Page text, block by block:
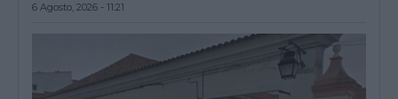
6 Agosto, 2026 - 11:21